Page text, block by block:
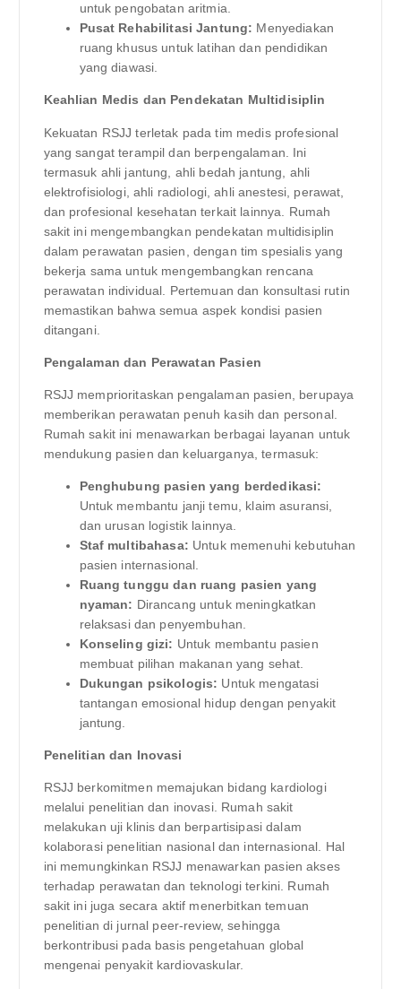
untuk pengobatan aritmia.
Pusat Rehabilitasi Jantung: Menyediakan
ruang khusus untuk latihan dan pendidikan
yang diawasi.
Keahlian Medis dan Pendekatan Multidisiplin
Kekuatan RSJJ terletak pada tim medis profesional
yang sangat terampil dan berpengalaman. Ini
termasuk ahli jantung, ahli bedah jantung, ahli
elektrofisiologi, ahli radiologi, ahli anestesi, perawat,
dan profesional kesehatan terkait lainnya. Rumah
sakit ini mengembangkan pendekatan multidisiplin
dalam perawatan pasien, dengan tim spesialis yang
bekerja sama untuk mengembangkan rencana
perawatan individual. Pertemuan dan konsultasi rutin
memastikan bahwa semua aspek kondisi pasien
ditangani.
Pengalaman dan Perawatan Pasien
RSJJ memprioritaskan pengalaman pasien, berupaya
memberikan perawatan penuh kasih dan personal.
Rumah sakit ini menawarkan berbagai layanan untuk
mendukung pasien dan keluarganya, termasuk:
Penghubung pasien yang berdedikasi:
Untuk membantu janji temu, klaim asuransi,
dan urusan logistik lainnya.
Staf multibahasa: Untuk memenuhi kebutuhan
pasien internasional.
Ruang tunggu dan ruang pasien yang
nyaman: Dirancang untuk meningkatkan
relaksasi dan penyembuhan.
Konseling gizi: Untuk membantu pasien
membuat pilihan makanan yang sehat.
Dukungan psikologis: Untuk mengatasi
tantangan emosional hidup dengan penyakit
jantung.
Penelitian dan Inovasi
RSJJ berkomitmen memajukan bidang kardiologi
melalui penelitian dan inovasi. Rumah sakit
melakukan uji klinis dan berpartisipasi dalam
kolaborasi penelitian nasional dan internasional. Hal
ini memungkinkan RSJJ menawarkan pasien akses
terhadap perawatan dan teknologi terkini. Rumah
sakit ini juga secara aktif menerbitkan temuan
penelitian di jurnal peer-review, sehingga
berkontribusi pada basis pengetahuan global
mengenai penyakit kardiovaskular.